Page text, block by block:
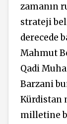
zamanın
strateji
derecede
Mahmut
Qadi
Barzani
Kürdistan
milletine